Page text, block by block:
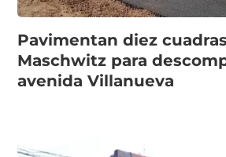
Pavimentan diez
Maschwitz para
avenida Villanueva